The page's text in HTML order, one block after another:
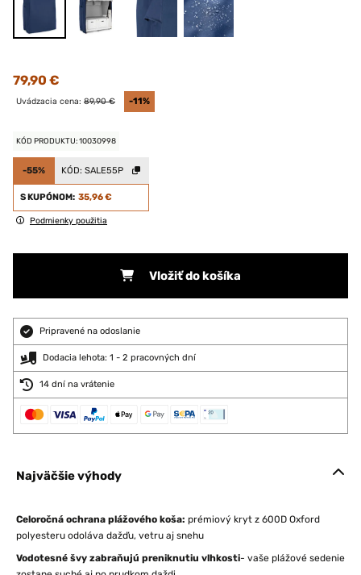
79,90 €
Uvádzacia cena: 89,90 € -11%
KÓD PRODUKTU: 10030998
-55% KÓD: SALE55P
S KUPÓNOM: 35,96 €
Podmienky použitia
Vložiť do košíka
Pripravené na odoslanie
Dodacia lehota: 1 - 2 pracovných dní
14 dní na vrátenie
Najväčšie výhody
Celoročná ochrana plážového koša: prémiový kryt z 600D Oxford
polyesteru odoláva dažďu, vetru aj snehu
Vodotesné švy zabraňujú preniknutiu vlhkosti- vaše plážové sedenie